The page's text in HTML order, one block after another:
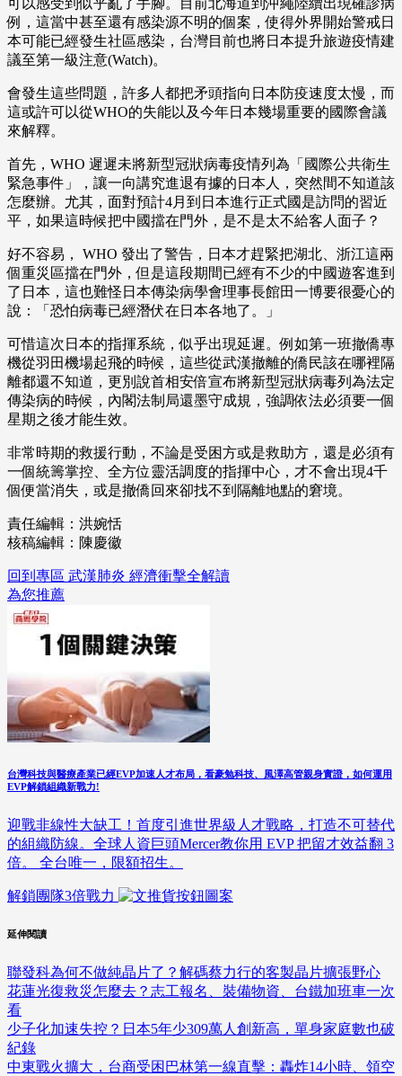
可以感受到似乎亂了手腳。目前北海道到沖繩陸續出現確診病
例，這當中甚至還有感染源不明的個案，使得外界開始警戒日
本可能已經發生社區感染，台灣目前也將日本提升旅遊疫情建
議至第一級注意(Watch)。
會發生這些問題，許多人都把矛頭指向日本防疫速度太慢，而
這或許可以從WHO的失能以及今年日本幾場重要的國際會議
來解釋。
首先，WHO 遲遲未將新型冠狀病毒疫情列為「國際公共衛生
緊急事件」，讓一向講究進退有據的日本人，突然間不知道該
怎麼辦。尤其，面對預計4月到日本進行正式國是訪問的習近
平，如果這時候把中國擋在門外，是不是太不給客人面子？
好不容易， WHO 發出了警告，日本才趕緊把湖北、浙江這兩
個重災區擋在門外，但是這段期間已經有不少的中國遊客進到
了日本，這也難怪日本傳染病學會理事長館田一博要很憂心的
說：「恐怕病毒已經潛伏在日本各地了。」
可惜這次日本的指揮系統，似乎出現延遲。例如第一班撤僑專
機從羽田機場起飛的時候，這些從武漢撤離的僑民該在哪裡隔
離都還不知道，更別說首相安倍宣布將新型冠狀病毒列為法定
傳染病的時候，內閣法制局還墨守成規，強調依法必須要一個
星期之後才能生效。
非常時期的救援行動，不論是受困方或是救助方，還是必須有
一個統籌掌控、全方位靈活調度的指揮中心，才不會出現4千
個便當消失，或是撤僑回來卻找不到隔離地點的窘境。
責任編輯：洪婉恬
核稿編輯：陳慶徽
回到專區 武漢肺炎 經濟衝擊全解讀
為您推薦
台灣科技與醫療產業已經EVP加速人才布局，看豪勉科技、風澤高管親身實證，如何運用
EVP解鎖組織新戰力!
迎戰非線性大缺工！首度引進世界級人才戰略，打造不可替代
的組織防線。全球人資巨頭Mercer教你用 EVP 把留才效益翻 3
倍。 全台唯一，限額招生。
解鎖團隊3倍戰力
延伸閱讀
聯發科為何不做純晶片了？解碼蔡力行的客製晶片擴張野心
花蓮光復救災怎麼去？志工報名、裝備物資、台鐵加班車一次
看
少子化加速失控？日本5年少309萬人創新高，單身家庭數也破
紀錄
中東戰火擴大，台商受困巴林第一線直擊：轟炸14小時、領空